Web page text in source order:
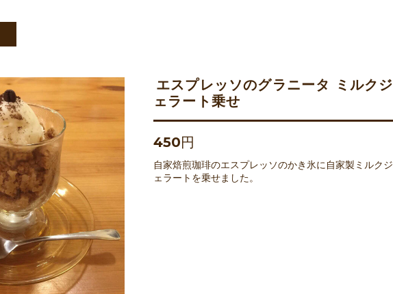
エスプレッソのグラニータ ミルクジ
ェラート乗せ
450円
自家焙煎珈琲のエスプレッソのかき氷に自家製ミルクジ
ェラートを乗せました。